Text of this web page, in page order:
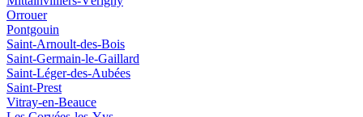
Orrouer
Pontgouin
Saint-Arnoult-des-Bois
Saint-Germain-le-Gaillard
Saint-Léger-des-Aubées
Saint-Prest
Vitray-en-Beauce